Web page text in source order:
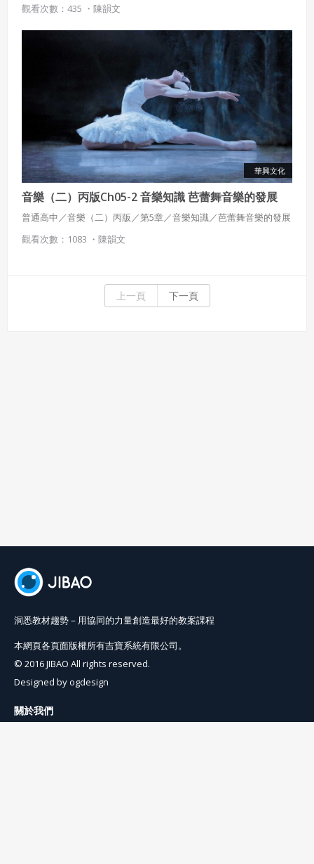
觀看次數：435 ・ 陳韻文
華興文化
音樂（二）丙版Ch05-2 音樂知識 芭蕾舞音樂的發展
普通高中／音樂（二）丙版／第5章／音樂知識／芭蕾舞音樂的發展
觀看次數：1083 ・ 陳韻文
上一頁 下一頁
洞悉教材趨勢－用協同的力量創造最好的教案課程
本網頁各頁面版權所有吉寶系統有限公司。
© 2016 JIBAO All rights reserved.
Designed byogdesign
關於我們